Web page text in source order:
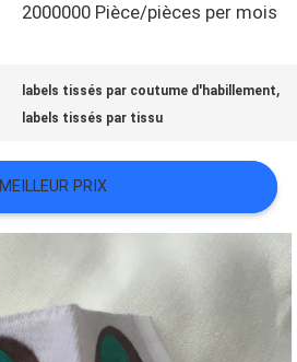
2000000 Pièce/pièces per mois
labels tissés par coutume d'habillement,
labels tissés par tissu
MEILLEUR PRIX